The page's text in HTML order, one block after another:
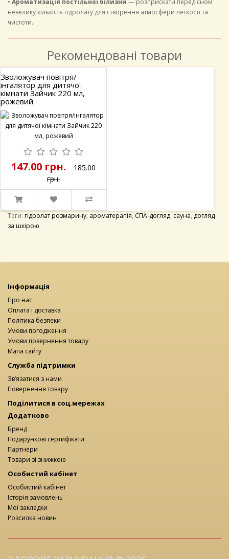
невелику кількість гідролату для створення атмосфери легкості та
чистоти.
Рекомендовані товари
Теги: гідролат розмарину, ароматерапія, СПА-догляд, сауна, догляд
за шкірою
Інформація
Про нас
Оплата і доставка
Політика безпеки
Умови погодження
Умови повернення товару
Мапа сайту
Служба підтримки
Зв’язатися з нами
Повернення товару
Поділитися в соц.мережах
Додатково
Бренд
Подарункові сертифікати
Партнери
Товари зі знижкою
Особистий кабінет
Особистий кабінет
Історія замовлень
Мої закладки
Розсилка новин